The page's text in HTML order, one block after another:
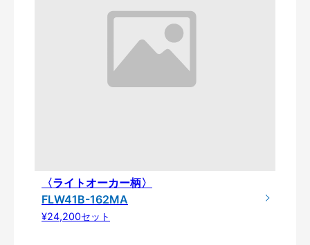
〈ライトオーカー柄〉
FLW41B-162MA
¥24,200セット